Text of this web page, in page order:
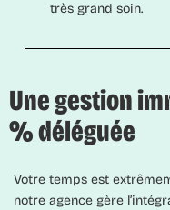
très grand soin.
Une gestion
% déléguée
Votre temps est
notre agence gère